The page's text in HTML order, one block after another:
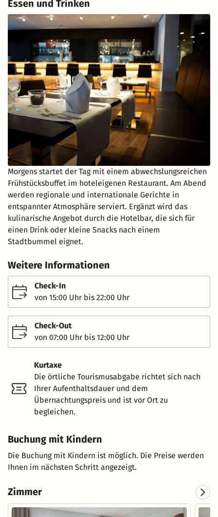
Essen und Trinken
Morgens startet der Tag mit einem abwechslungsreichen
Frühstücksbuffet im hoteleigenen Restaurant. Am Abend
werden regionale und internationale Gerichte in
entspannter Atmosphäre serviert. Ergänzt wird das
kulinarische Angebot durch die Hotelbar, die sich für
einen Drink oder kleine Snacks nach einem
Stadtbummel eignet.
Weitere Informationen
Check-In
von 15:00 Uhr bis 22:00 Uhr
Check-Out
von 07:00 Uhr bis 12:00 Uhr
Kurtaxe
Die örtliche Tourismusabgabe richtet sich nach
Ihrer Aufenthaltsdauer und dem
Übernachtungspreis und ist vor Ort zu
begleichen.
Buchung mit Kindern
Die Buchung mit Kindern ist möglich. Die Preise werden
Ihnen im nächsten Schritt angezeigt.
Zimmer